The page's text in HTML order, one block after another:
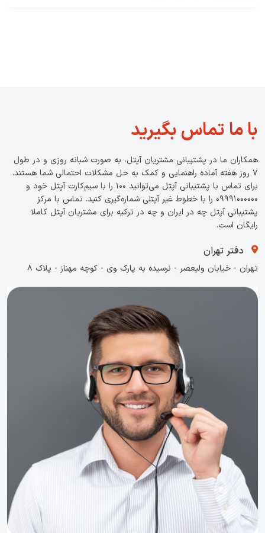
با ما تماس بگیرید
همکاران ما در پشتیبانی مشتریان آپتل، به صورت شبانه روزی و در طول
7 روز هفته آماده راهنمایی و کمک به حل مشکلات احتمالی شما هستند.
برای تماس با پشتیبانی آپتل می‌توانید 100 را با سیم‌کارت آپتل خود و
09991000000 را با خطوط غیر آپتلی شماره‌گیری کنید. تماس با مرکز
پشتیبانی آپتل چه در ایران و چه در ترکیه برای مشتریان آپتل کاملا
رایگان است.
دفتر تهران
تهران - خیابان ولیعصر - نرسیده به پارک وی - کوچه مهناز - پلاک 8